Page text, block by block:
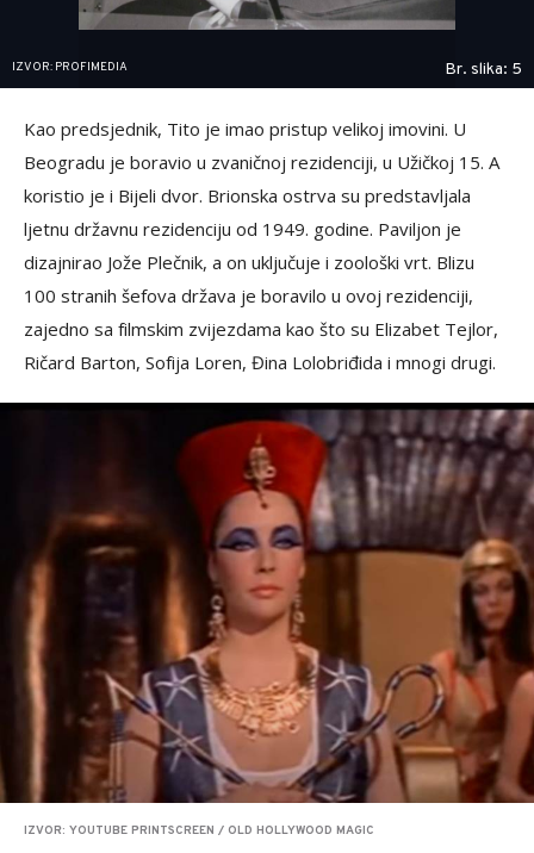
IZVOR: PROFIMEDIA Br. slika: 5
Kao predsjednik, Tito je imao pristup velikoj imovini. U
Beogradu je boravio u zvaničnoj rezidenciji, u Užičkoj 15. A
koristio je i Bijeli dvor. Brionska ostrva su predstavljala
ljetnu državnu rezidenciju od 1949. godine. Paviljon je
dizajnirao Jože Plečnik, a on uključuje i zoološki vrt. Blizu
100 stranih šefova država je boravilo u ovoj rezidenciji,
zajedno sa filmskim zvijezdama kao što su Elizabet Tejlor,
Ričard Barton, Sofija Loren, Đina Lolobriđida i mnogi drugi.
IZVOR: YOUTUBE PRINTSCREEN / OLD HOLLYWOOD MAGIC